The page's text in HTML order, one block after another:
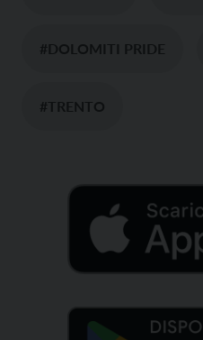
#DOLOMITI PRIDE
#TRENTO